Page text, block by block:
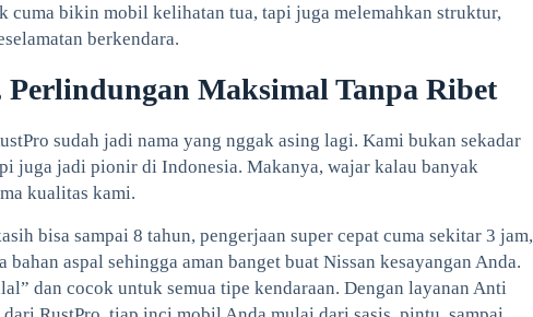
cuma bikin mobil kelihatan tua, tapi juga melemahkan struktur,
berkendara.
Perlindungan Maksimal Tanpa Ribet
sudah jadi nama yang nggak asing lagi. Kami bukan sekadar
juga jadi pionir di Indonesia. Makanya, wajar kalau banyak
kualitas kami.
bisa sampai 8 tahun, pengerjaan super cepat cuma sekitar 3 jam,
aspal sehingga aman banget buat Nissan kesayangan Anda.
dan cocok untuk semua tipe kendaraan. Dengan layanan Anti